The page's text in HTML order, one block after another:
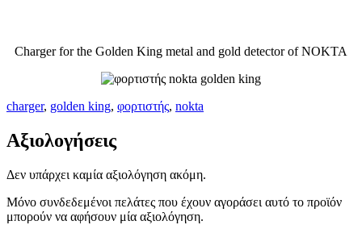
Charger for the Golden King metal and gold detector of NOKTA
charger, golden king, φορτιστής, nokta
Αξιολογήσεις
Δεν υπάρχει καμία αξιολόγηση ακόμη.
Μόνο συνδεδεμένοι πελάτες που έχουν αγοράσει αυτό το προϊόν
μπορούν να αφήσουν μία αξιολόγηση.